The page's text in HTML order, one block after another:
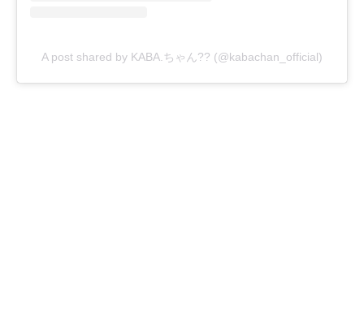
A post shared by KABA.ちゃん?? (@kabachan_official)